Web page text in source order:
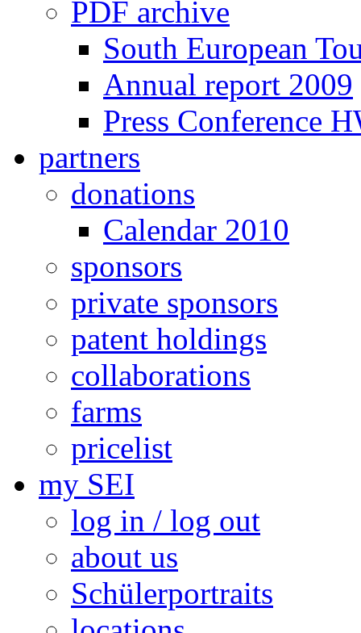
PDF archive
South European
Annual report 2009
Press Conference
partners
donations
Calendar 2010
sponsors
private sponsors
patent holdings
collaborations
farms
pricelist
my SEI
log in / log out
about us
Schülerportraits